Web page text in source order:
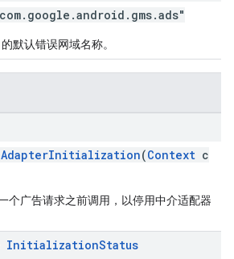
默认错误网域名称。
(Context c
个广告请求之前调用，以停用中介适配器
InitializationStatus